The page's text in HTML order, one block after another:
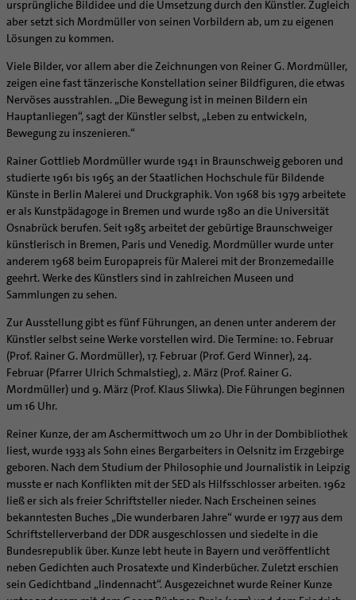
Ehe - Familie - Geschlechtergerechtigkeit
Kategoriale und Diakonale Seelsorge
Notfall
Polizei- und Feuerwehr
Schule
Gefängnisseelsorge
Veranstaltungen
Supervision
Coaching
Aufbrüche in der Kirche
Ehrenamtliche
KirchenZeitung online
Verwaltungsbeauftragte / Verwaltungsleitungen in
Pfarrgemeinden
ursprüngliche Bildidee und die Umsetzung durch den Künstler. Zugleich
aber setzt sich Mordmüller von seinen Vorbildern ab, um zu eigenen
Lösungen zu kommen.
Viele Bilder, vor allem aber die Zeichnungen von Reiner G. Mordmüller,
zeigen eine fast tänzerische Konstellation seiner Bildfiguren, die etwas
Nervöses ausstrahlen. „Die Bewegung ist in meinen Bildern ein
Hauptanliegen“, sagt der Künstler selbst, „Leben zu entwickeln,
Bewegung zu inszenieren.“
Rainer Gottlieb Mordmüller wurde 1941 in Braunschweig geboren und
studierte 1961 bis 1965 an der Staatlichen Hochschule für Bildende
Künste in Berlin Malerei und Druckgraphik. Von 1968 bis 1979 arbeitete
er als Kunstpädagoge in Bremen und wurde 1980 an die Universität
Osnabrück berufen. Seit 1985 arbeitet der gebürtige Braunschweiger
künstlerisch in Bremen, Paris und Venedig. Mordmüller wurde unter
anderem 1968 beim Europapreis für Malerei mit der Bronzemedaille
geehrt. Werke des Künstlers sind in zahlreichen Museen und
Sammlungen zu sehen.
Zur Ausstellung gibt es fünf Führungen, an denen unter anderem der
Künstler selbst seine Werke vorstellen wird. Die Termine: 10. Februar
(Prof. Rainer G. Mordmüller), 17. Februar (Prof. Gerd Winner), 24.
Februar (Pfarrer Ulrich Schmalstieg), 2. März (Prof. Rainer G.
Mordmüller) und 9. März (Prof. Klaus Sliwka). Die Führungen beginnen
um 16 Uhr.
Reiner Kunze, der am Aschermittwoch um 20 Uhr in der Dombibliothek
liest, wurde 1933 als Sohn eines Bergarbeiters in Oelsnitz im Erzgebirge
geboren. Nach dem Studium der Philosophie und Journalistik in Leipzig
musste er nach Konflikten mit der SED als Hilfsschlosser arbeiten. 1962
ließ er sich als freier Schriftsteller nieder. Nach Erscheinen seines
bekanntesten Buches „Die wunderbaren Jahre“ wurde er 1977 aus dem
Schriftstellerverband der DDR ausgeschlossen und siedelte in die
Bundesrepublik über. Kunze lebt heute in Bayern und veröffentlicht
neben Gedichten auch Prosatexte und Kinderbücher. Zuletzt erschien
sein Gedichtband „lindennacht“. Ausgezeichnet wurde Reiner Kunze